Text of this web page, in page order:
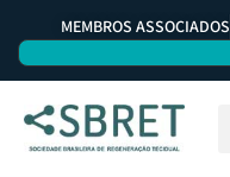
MEMBROS ASSOCIADOS